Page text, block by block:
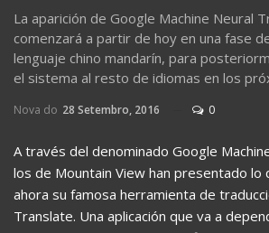
La aparición de Google Machine Neural
comenzará a partir de hoy en una fase
lenguaje chino mandarín, para
el sistema al resto de idiomas en los
Nova do 28 Setembro, 2016 0
A través del denominado Google
los de Mountain View han presentado lo
ahora su famosa herramienta de
Translate. Una aplicación que va a